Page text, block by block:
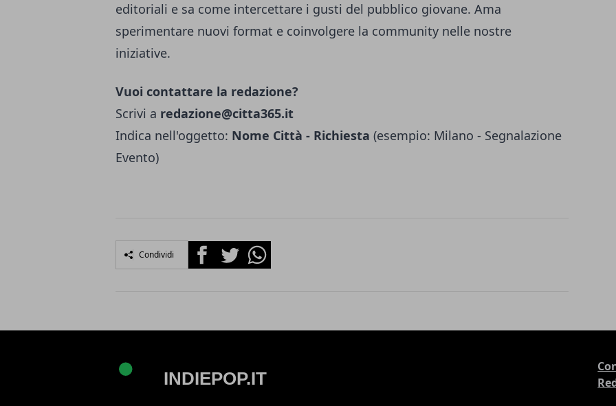
editoriali e sa come intercettare i gusti del pubblico giovane. Ama
sperimentare nuovi format e coinvolgere la community nelle nostre
iniziative.
Vuoi contattare la redazione?
Scrivi a redazione@citta365.it
Indica nell'oggetto: Nome Città - Richiesta (esempio: Milano - Segnalazione
Evento)
Condividi FacebookTwitterWhatsapp